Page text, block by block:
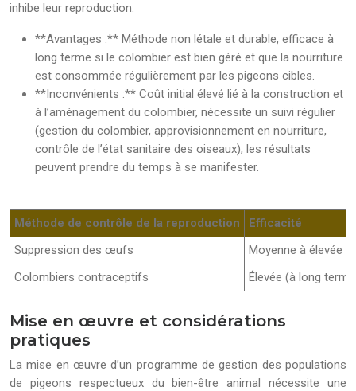
inhibe leur reproduction.
**Avantages :** Méthode non létale et durable, efficace à
long terme si le colombier est bien géré et que la nourriture
est consommée régulièrement par les pigeons cibles.
**Inconvénients :** Coût initial élevé lié à la construction et
à l’aménagement du colombier, nécessite un suivi régulier
(gestion du colombier, approvisionnement en nourriture,
contrôle de l’état sanitaire des oiseaux), les résultats
peuvent prendre du temps à se manifester.
Méthode de contrôle de la reproduction
Efficacité
Suppression des œufs
Moyenne à élevée
Colombiers contraceptifs
Élevée (à long
Mise en œuvre et considérations
pratiques
La mise en œuvre d’un programme de gestion des populations
de pigeons respectueux du bien-être animal nécessite une